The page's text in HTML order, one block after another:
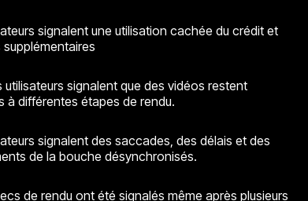
signalent une utilisation cachée du crédit et
supplémentaires
utilisateurs signalent que des vidéos restent
à différentes étapes de rendu.
signalent des saccades, des délais et des
de la bouche désynchronisés.
de rendu ont été signalés même après plusieurs